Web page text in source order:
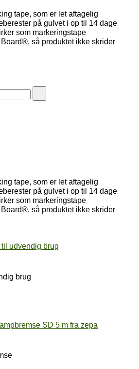
tape, som er let aftagelig
på gulvet i op til 14 dage
som markeringstape
så produktet ikke skrider
tape, som er let aftagelig
på gulvet i op til 14 dage
som markeringstape
så produktet ikke skrider
brug